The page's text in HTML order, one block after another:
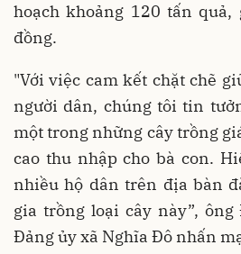
hoạch khoảng 120 tấn
đồng.
"Với việc cam kết chặt chẽ
người dân, chúng tôi tin
một trong những cây trồng
cao thu nhập cho bà con.
nhiều hộ dân trên địa bàn
gia trồng loại cây này”,
Đảng ủy xã Nghĩa Đô nhấn